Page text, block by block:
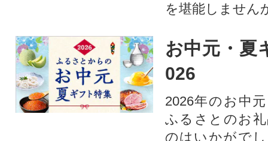
を堪能しません
お中元・夏
026
2026年のお中
ふるさとのお
のはいかがで